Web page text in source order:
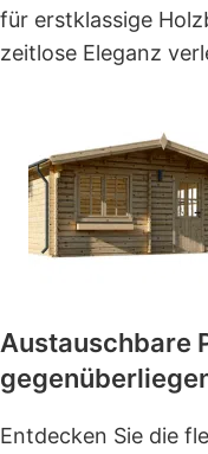
für erstklassige
zeitlose Eleganz
Austauschbare
Entdecken Sie die